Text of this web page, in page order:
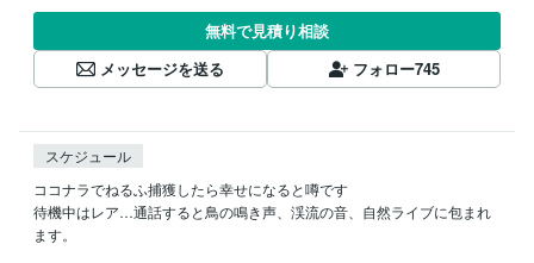
無料で見積り相談
メッセージを送る
フォロー745
スケジュール
ココナラでねるふ捕獲したら幸せになると噂です
待機中はレア…通話すると鳥の鳴き声、渓流の音、自然ライブに包まれ
ます。